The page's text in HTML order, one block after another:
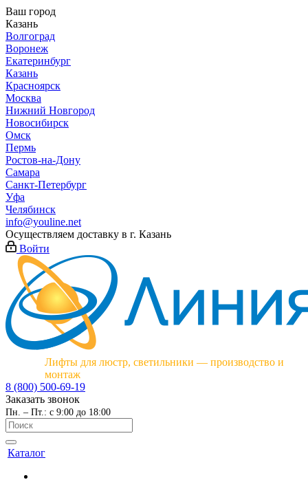
Ваш город
Казань
Волгоград
Воронеж
Екатеринбург
Казань
Красноярск
Москва
Нижний Новгород
Новосибирск
Омск
Пермь
Ростов-на-Дону
Самара
Санкт-Петербург
Уфа
Челябинск
info@youline.net
Осуществляем доставку в г. Казань
Войти
Лифты для люстр, светильники — производство и
монтаж
8 (800) 500-69-19
Заказать звонок
Пн. – Пт.: с 9:00 до 18:00
Каталог